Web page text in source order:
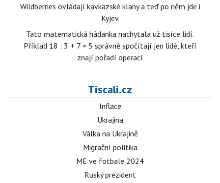
Wildberries ovládají kavkazské klany a teď po něm jde i
Kyjev
Tato matematická hádanka nachytala už tisíce lidí.
Příklad 18 : 3 + 7 × 5 správně spočítají jen lidé, kteří
znají pořadí operací
Tiscali.cz
Inflace
Ukrajina
Válka na Ukrajině
Migrační politika
ME ve fotbale 2024
Ruský prezident